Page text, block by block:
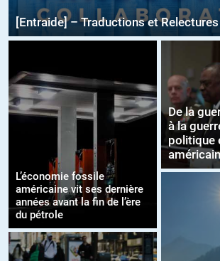
[Entraide] – Traductions et Relectures
L’économie fossile
américaine vit ses dernière
années avant la fin de l’ère
du pétrole
De la
à la
politique